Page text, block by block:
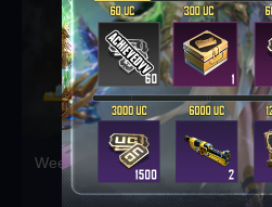
Weekly Deal Pack 1